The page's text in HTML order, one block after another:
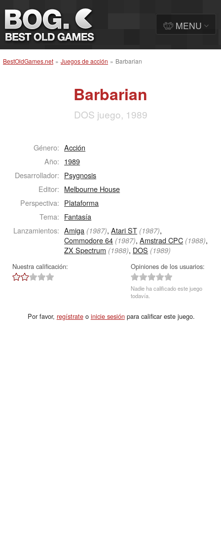
BestOldGames.net » Juegos de acción » Barbarian
Barbarian
DOS juego, 1989
Género: Acción
Año: 1989
Desarrollador: Psygnosis
Editor: Melbourne House
Perspectiva: Plataforma
Tema: Fantasía
Lanzamientos: Amiga (1987),Atari ST (1987),
Commodore 64 (1987),Amstrad CPC (1988),
ZX Spectrum (1988), DOS (1989)
Nuestra calificación: Opiniones de los usuarios:
Nadie ha calificado este juego
todavía.
Por favor, regístrateo inicie sesiónpara calificar este juego.
MENU